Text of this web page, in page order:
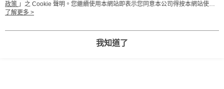
熱銷排行
政策 」之 Cookie 聲明。您繼續使用本網站即表示您同意本公司得按本網站使用
條款之 Cookie 聲明使用 cookie。
了解更多 >
我知道了